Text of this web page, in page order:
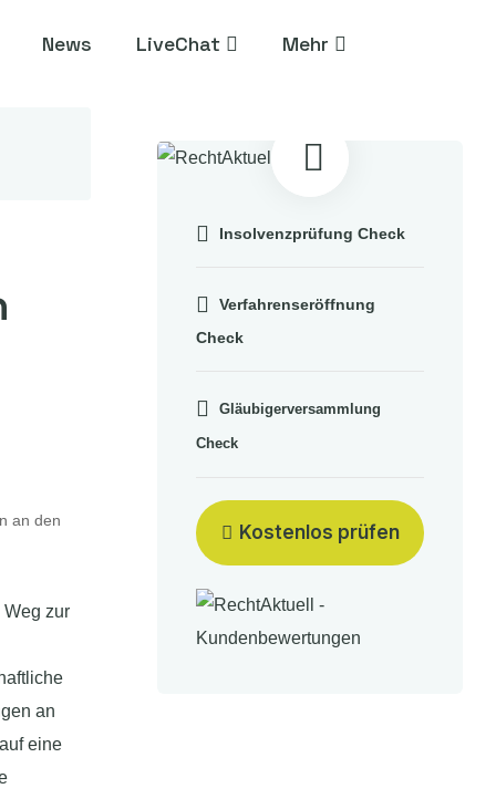
News LiveChat  Mehr
an den
zur
an
eine
Insolvenzprüfung Check
Verfahrenseröffnung
Check
Gläubigerversammlung
Check
Kostenlos prüfen